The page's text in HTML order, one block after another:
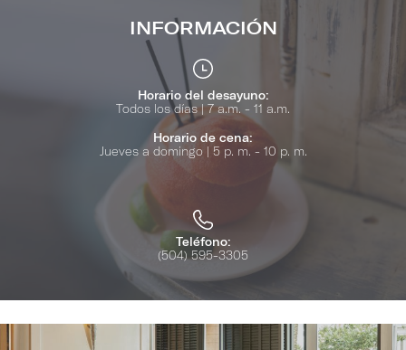
INFORMACIÓN
Horario del desayuno:
Todos los días | 7 a.m. - 11 a.m.
Horario de cena:
Jueves a domingo | 5 p. m. - 10 p. m.
Teléfono:
(504) 595-3305